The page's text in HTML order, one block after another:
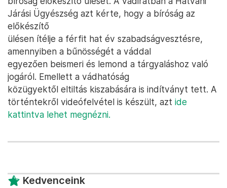
Járási Ügyészség azt kérte, hogy a bíróság az
előkészítő
ülésen ítélje a férfit hat év szabadságvesztésre,
amennyiben a bűnösségét a váddal
egyezően beismeri és lemond a tárgyaláshoz való
jogáról. Emellett a vádhatóság
közügyektől eltiltás kiszabására is indítványt tett. A
történtekről videófelvétel is készült, azt ide
kattintva lehet megnézni.
Kedvenceink